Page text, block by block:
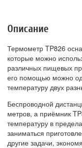
Описание
Термометр TP826
которые можно
различных пищевых
его помощью можно
температуру двух
Беспроводной
метров, а приёмник
температуру в
заниматься
другие задачи,